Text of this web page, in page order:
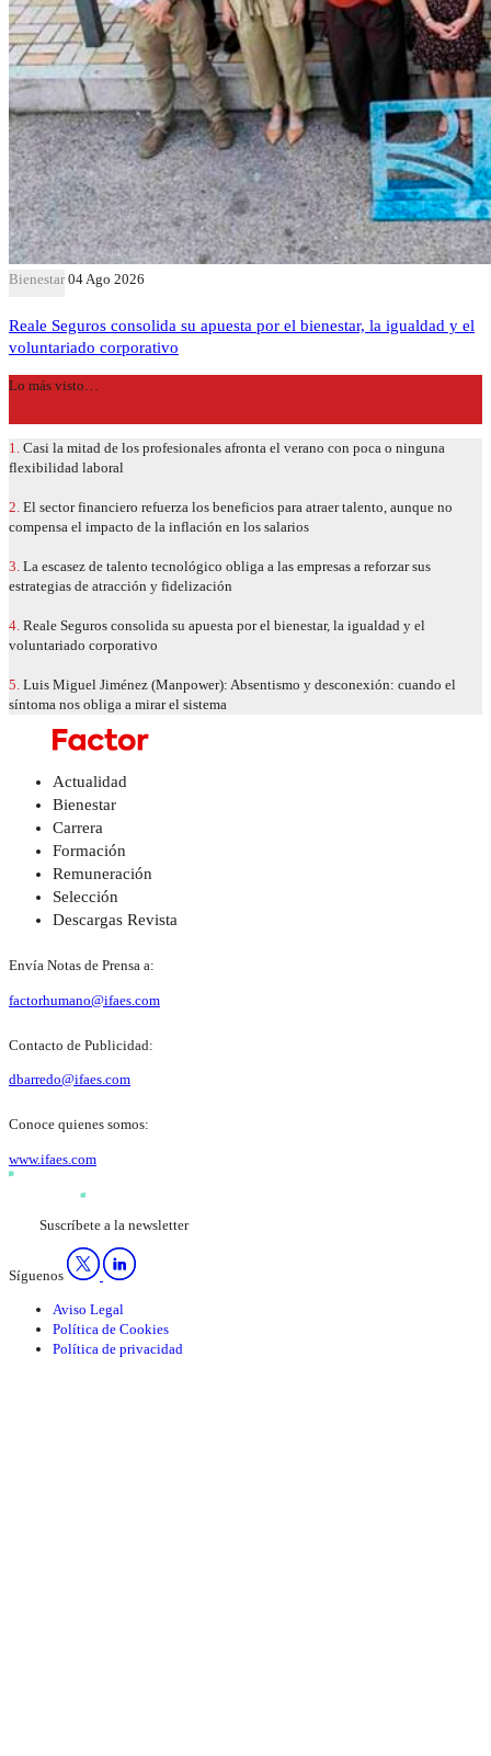
Bienestar 04 Ago 2026
Reale Seguros consolida su apuesta por el bienestar, la igualdad y el
voluntariado corporativo
Lo más visto…
1. Casi la mitad de los profesionales afronta el verano con poca o ninguna
flexibilidad laboral
2. El sector financiero refuerza los beneficios para atraer talento, aunque no
compensa el impacto de la inflación en los salarios
3. La escasez de talento tecnológico obliga a las empresas a reforzar sus
estrategias de atracción y fidelización
4. Reale Seguros consolida su apuesta por el bienestar, la igualdad y el
voluntariado corporativo
5. Luis Miguel Jiménez (Manpower): Absentismo y desconexión: cuando el
síntoma nos obliga a mirar el sistema
Actualidad
Bienestar
Carrera
Formación
Remuneración
Selección
Descargas Revista
Envía Notas de Prensa a:
factorhumano@ifaes.com
Contacto de Publicidad:
dbarredo@ifaes.com
Conoce quienes somos:
www.ifaes.com
Suscríbete a la newsletter
Síguenos
Aviso Legal
Política de Cookies
Política de privacidad